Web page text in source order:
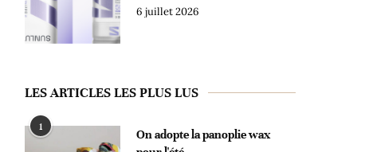
6 juillet 2026
LES ARTICLES LES PLUS LUS
1
On adopte la panoplie wax